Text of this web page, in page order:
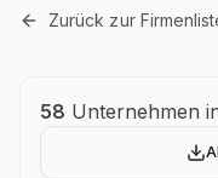
Zurück zur
58 Unternehmen